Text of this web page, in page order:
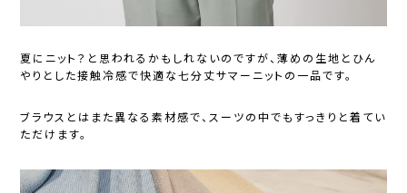
夏にニット？と思われるかもしれないのですが、薄めの生地とひん
やりとした接触冷感で快適な七分丈サマーニットの一品です。
ブラウスとはまた異なる素材感で、スーツの中でもすっきりと着てい
ただけます。